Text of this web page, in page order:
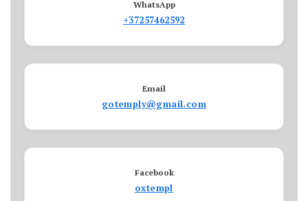
WhatsApp
+37257462592
Email
gotemply@gmail.com
Facebook
oxtempl